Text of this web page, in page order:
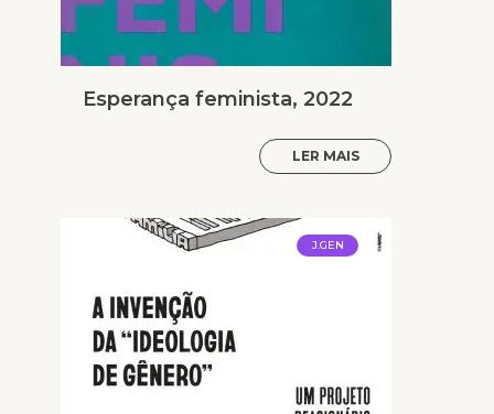
Esperança feminista, 2022
LER MAIS
J.GEN